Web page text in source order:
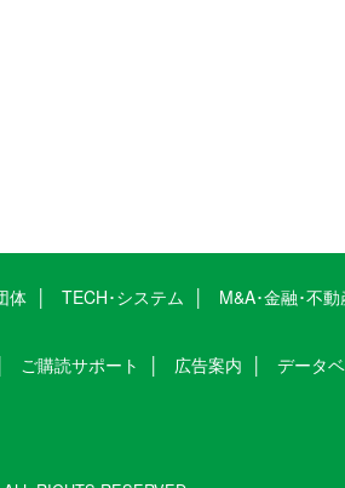
体 TECH･システム M&A･金融･不動
ご購読サポート 広告案内 データ